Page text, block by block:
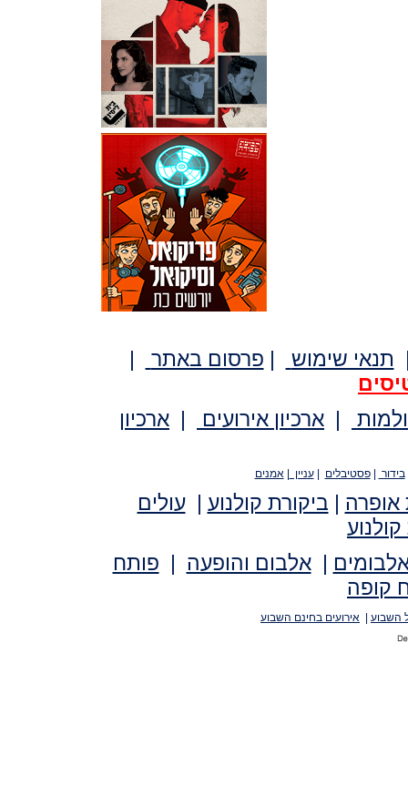
תנאי שימוש | פרסום באתר
|
| ארכיון אירועים | ארכיון
בידור |פסטיבלים |עניין |אמנים
אופרה | ביקורת קולנוע |עולים
קולנוע
|אלבום והופעה | פותח
קופה
השבוע אירועים בחינם השבוע